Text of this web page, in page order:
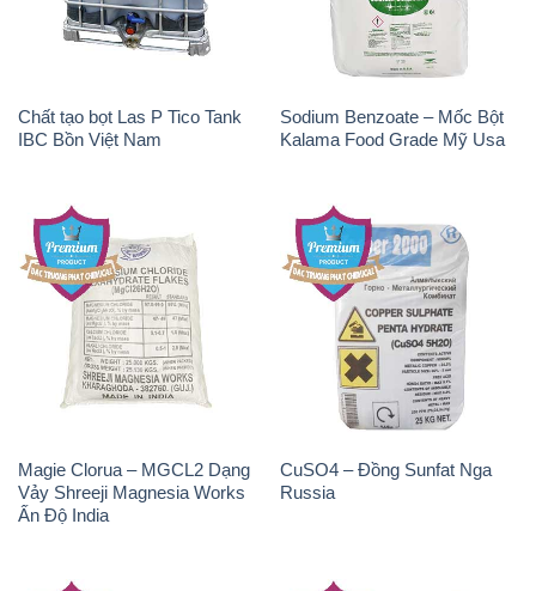
Chất tạo bọt Las P Tico Tank
IBC Bồn Việt Nam
Sodium Benzoate – Mốc Bột
Kalama Food Grade Mỹ Usa
Magie Clorua – MGCL2 Dạng
Vảy Shreeji Magnesia Works
Ấn Độ India
CuSO4 – Đồng Sunfat Nga
Russia